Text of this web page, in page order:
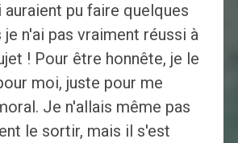
auraient pu faire quelques
n'ai pas vraiment réussi à
! Pour être honnête, je le
moi, juste pour me
Je n'allais même pas
le sortir, mais il s'est